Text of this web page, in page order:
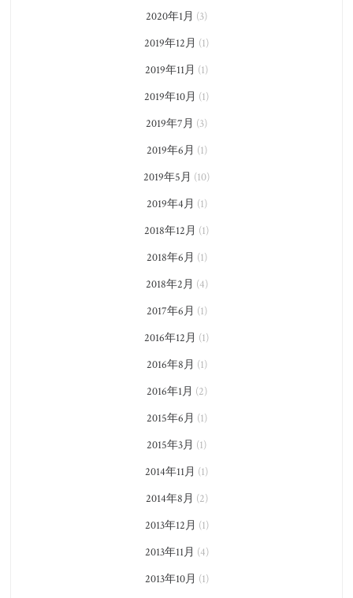
2020年1月 (3)
2019年12月 (1)
2019年11月 (1)
2019年10月 (1)
2019年7月 (3)
2019年6月 (1)
2019年5月 (10)
2019年4月 (1)
2018年12月 (1)
2018年6月 (1)
2018年2月 (4)
2017年6月 (1)
2016年12月 (1)
2016年8月 (1)
2016年1月 (2)
2015年6月 (1)
2015年3月 (1)
2014年11月 (1)
2014年8月 (2)
2013年12月 (1)
2013年11月 (4)
2013年10月 (1)